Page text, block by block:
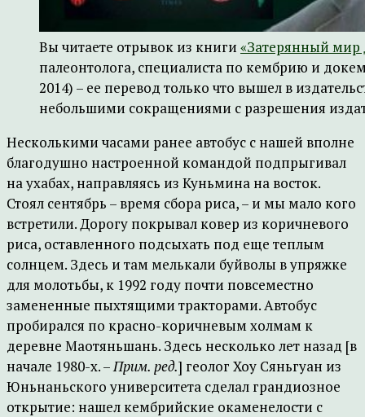
Вы читаете отрывок из книги «Затерянный мир
палеонтолога, специалиста по кембрию и
2014) – ее перевод только что вышел в
небольшими сокращениями с разрешения
Несколькими часами ранее автобус с нашей вполне
благодушно настроенной командой подпрыгивал
на ухабах, направляясь из Куньмина на восток.
Стоял сентябрь – время сбора риса, – и мы мало кого
встретили. Дорогу покрывал ковер из коричневого
риса, оставленного подсыхать под еще теплым
солнцем. Здесь и там мелькали буйволы в упряжке
для молотьбы, к 1992 году почти повсеместно
замененные пыхтящими тракторами. Автобус
пробирался по красно-коричневым холмам к
деревне Маотяньшань. Здесь несколько лет назад [в
начале 1980-х. –Прим. ред.] геолог Хоу Сяньгуан из
Юньнаньского университета сделал грандиозное
открытие: нашел кембрийские окаменелости с